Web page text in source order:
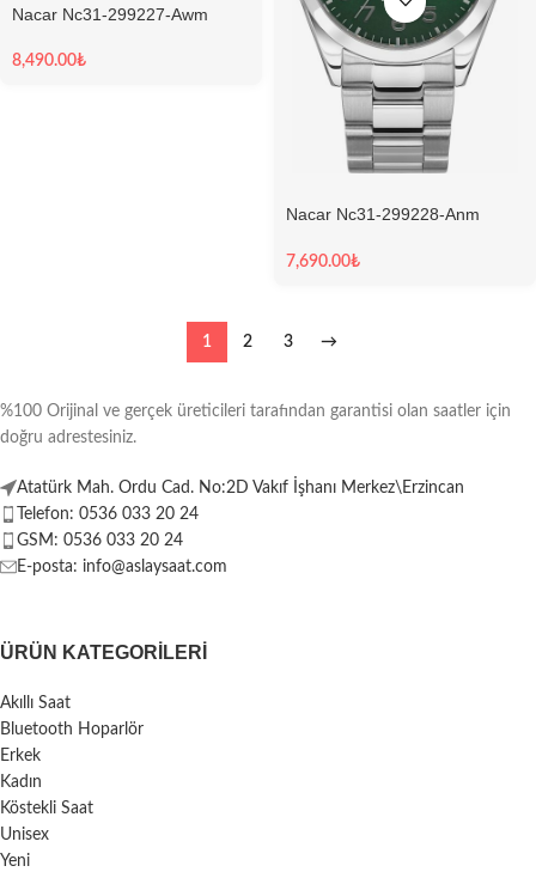
Nacar Nc31-299227-Awm
8,490.00₺
Nacar Nc31-299228-Anm
7,690.00₺
1 2 3 →
%100 Orijinal ve gerçek üreticileri tarafından garantisi olan saatler için
doğru adrestesiniz.
Atatürk Mah. Ordu Cad. No:2D Vakıf İşhanı Merkez\Erzincan
Telefon: 0536 033 20 24
GSM: 0536 033 20 24
E-posta: info@aslaysaat.com
ÜRÜN KATEGORILERI
Akıllı Saat
Bluetooth Hoparlör
Erkek
Kadın
Köstekli Saat
Unisex
Yeni